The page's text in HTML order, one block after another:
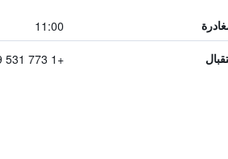
11:00
+1 773 531 4869